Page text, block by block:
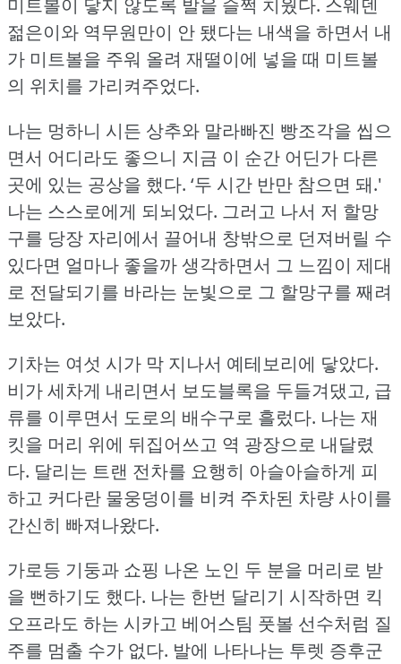
미트볼이 닿지 않도록 발을 슬쩍 치웠다. 스웨덴
젊은이와 역무원만이 안 됐다는 내색을 하면서 내
가 미트볼을 주워 올려 재떨이에 넣을 때 미트볼
의 위치를 가리켜주었다.
나는 멍하니 시든 상추와 말라빠진 빵조각을 씹으
면서 어디라도 좋으니 지금 이 순간 어딘가 다른
곳에 있는 공상을 했다. ‘두 시간 반만 참으면 돼.'
나는 스스로에게 되뇌었다. 그러고 나서 저 할망
구를 당장 자리에서 끌어내 창밖으로 던져버릴 수
있다면 얼마나 좋을까 생각하면서 그 느낌이 제대
로 전달되기를 바라는 눈빛으로 그 할망구를 째려
보았다.
기차는 여섯 시가 막 지나서 예테보리에 닿았다.
비가 세차게 내리면서 보도블록을 두들겨댔고, 급
류를 이루면서 도로의 배수구로 흘렀다. 나는 재
킷을 머리 위에 뒤집어쓰고 역 광장으로 내달렸
다. 달리는 트랜 전차를 요행히 아슬아슬하게 피
하고 커다란 물웅덩이를 비켜 주차된 차량 사이를
간신히 빠져나왔다.
가로등 기둥과 쇼핑 나온 노인 두 분을 머리로 받
을 뻔하기도 했다. 나는 한번 달리기 시작하면 킥
오프라도 하는 시카고 베어스팀 풋볼 선수처럼 질
주를 멈출 수가 없다. 발에 나타나는 투렛 증후군